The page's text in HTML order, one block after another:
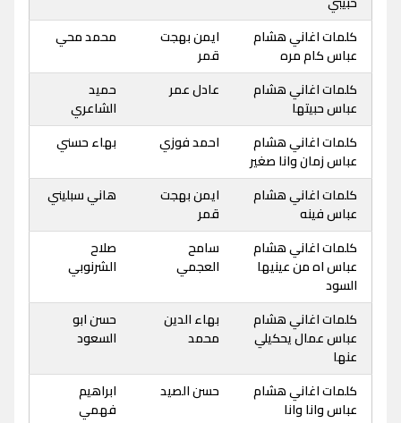
كلمات اغاني هشام
عباس كام مره
ايمن بهجت
قمر
محمد محي
كلمات اغاني هشام
عباس حبيتها
عادل عمر
حميد
الشاعري
كلمات اغاني هشام
عباس زمان وانا صغير
احمد فوزي بهاء حسني
كلمات اغاني هشام
عباس فينه
ايمن بهجت
قمر
هاني سبليني
كلمات اغاني هشام
عباس اه من عينيها
السود
سامح
العجمي
صلاح
الشرنوبي
كلمات اغاني هشام
عباس عمال يحكيلي
عنها
بهاء الدين
محمد
حسن ابو
السعود
كلمات اغاني هشام
عباس وانا وانا
حسن الصيد
ابراهيم
فهمي